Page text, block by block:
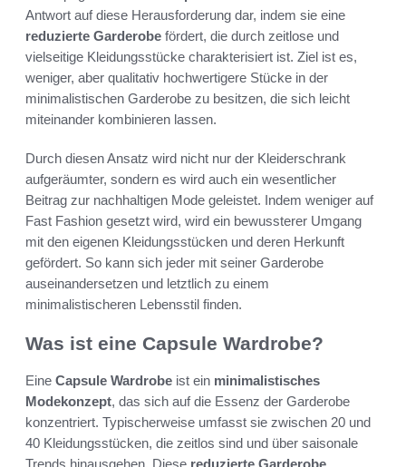
Antwort auf diese Herausforderung dar, indem sie eine
reduzierte Garderobe fördert, die durch zeitlose und
vielseitige Kleidungsstücke charakterisiert ist. Ziel ist es,
weniger, aber qualitativ hochwertigere Stücke in der
minimalistischen Garderobe zu besitzen, die sich leicht
miteinander kombinieren lassen.
Durch diesen Ansatz wird nicht nur der Kleiderschrank
aufgeräumter, sondern es wird auch ein wesentlicher
Beitrag zur nachhaltigen Mode geleistet. Indem weniger auf
Fast Fashion gesetzt wird, wird ein bewussterer Umgang
mit den eigenen Kleidungsstücken und deren Herkunft
gefördert. So kann sich jeder mit seiner Garderobe
auseinandersetzen und letztlich zu einem
minimalistischeren Lebensstil finden.
Was ist eine Capsule Wardrobe?
Eine Capsule Wardrobe ist ein minimalistisches
Modekonzept, das sich auf die Essenz der Garderobe
konzentriert. Typischerweise umfasst sie zwischen 20 und
40 Kleidungsstücken, die zeitlos sind und über saisonale
Trends hinausgehen. Diese reduzierte Garderobe